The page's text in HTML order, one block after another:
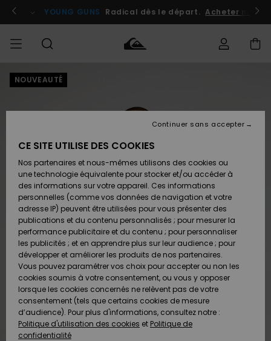
l'information
le
Se connecter / s'inscrire
YOUNG GUNS Radical dès le départ. Acheter
HOMME
Chaussures
& Tongs
Surf
Snow
Nouveautés
Chaussures
& Tongs
Surf
Snow
Nouveautés
FEMME
A
Découvrir
Snow
SURF
Surf
Shop
Enfant
Highlights
Communauté
SNOW
Snow
Shop
Enfant
Snow
Shop
Femme
A
Découvrir
Communauté
OUTLET
Enfant
Outlet
Femme
AIDE &
CONTACT
Retours
Paiement
Carte
Cadeau
Quiksilver
Freedom
Protection
des
MAGASINS
NOUVEAUTÉ
CE SITE UTILISE DES COOKIES
Nos partenaires et nous-mêmes utilisons des cookies ou
une technologie équivalente pour stocker et/ou accéder à
des informations sur votre appareil. Ces informations
personnelles (comme vos données de navigation et votre
adresse IP) peuvent être utilisées pour vous présenter des
publications et du contenu personnalisés ; pour mesurer la
performance publicitaire et du contenu ; pour personnaliser
les publicités ; et en apprendre plus sur leur audience ; pour
développer et améliorer les produits de nos partenaires.
Vous pouvez paramétrer vos choix pour accepter ou non les
cookies soumis à votre consentement, ou vous y opposer
lorsque les cookies concernés ne relèvent pas de votre
consentement (tels que certains cookies de mesure
d’audience). Pour plus d'informations, consultez notre :
Politique d'utilisation des cookies et Politique de
confidentialité
Continuer sans accepter